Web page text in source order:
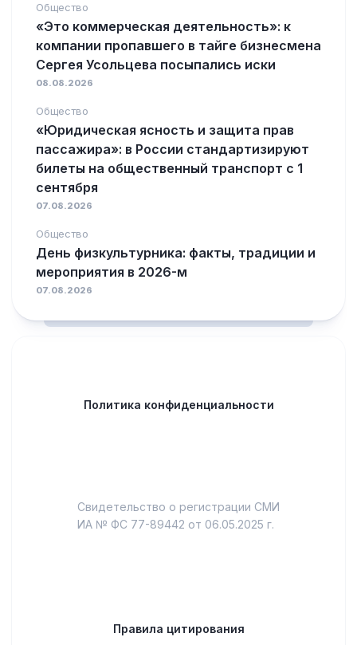
Общество
«Это коммерческая деятельность»: к
компании пропавшего в тайге бизнесмена
Сергея Усольцева посыпались иски
08.08.2026
Общество
«Юридическая ясность и защита прав
пассажира»: в России стандартизируют
билеты на общественный транспорт с 1
сентября
07.08.2026
Общество
День физкультурника: факты, традиции и
мероприятия в 2026-м
07.08.2026
Политика конфиденциальности
Свидетельство о регистрации СМИ
ИА № ФС 77-89442 от 06.05.2025 г.
Правила цитирования